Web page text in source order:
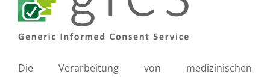
Die Verarbeitung von medizinischen